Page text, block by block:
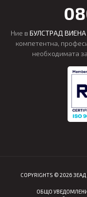
Ние в БУЛСТРАД
компетентна,
необходимата
COPYRIGHTS © 2026
ОБЩО